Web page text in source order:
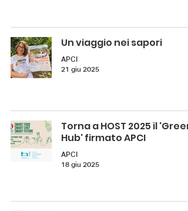
Un viaggio nei sapori
APCI
21 giu 2025
Torna a HOST 2025 il 'Green
Hub' firmato APCI
APCI
18 giu 2025